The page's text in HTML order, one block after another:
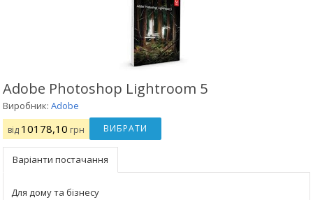
Adobe Photoshop Lightroom 5
Виробник:Adobe
від 10178,10 грн ВИБРАТИ
Варіанти постачання
Для дому та бізнесу